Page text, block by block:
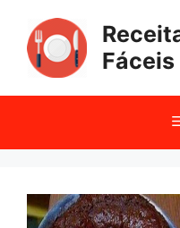
para
conteúdo
Fáceis